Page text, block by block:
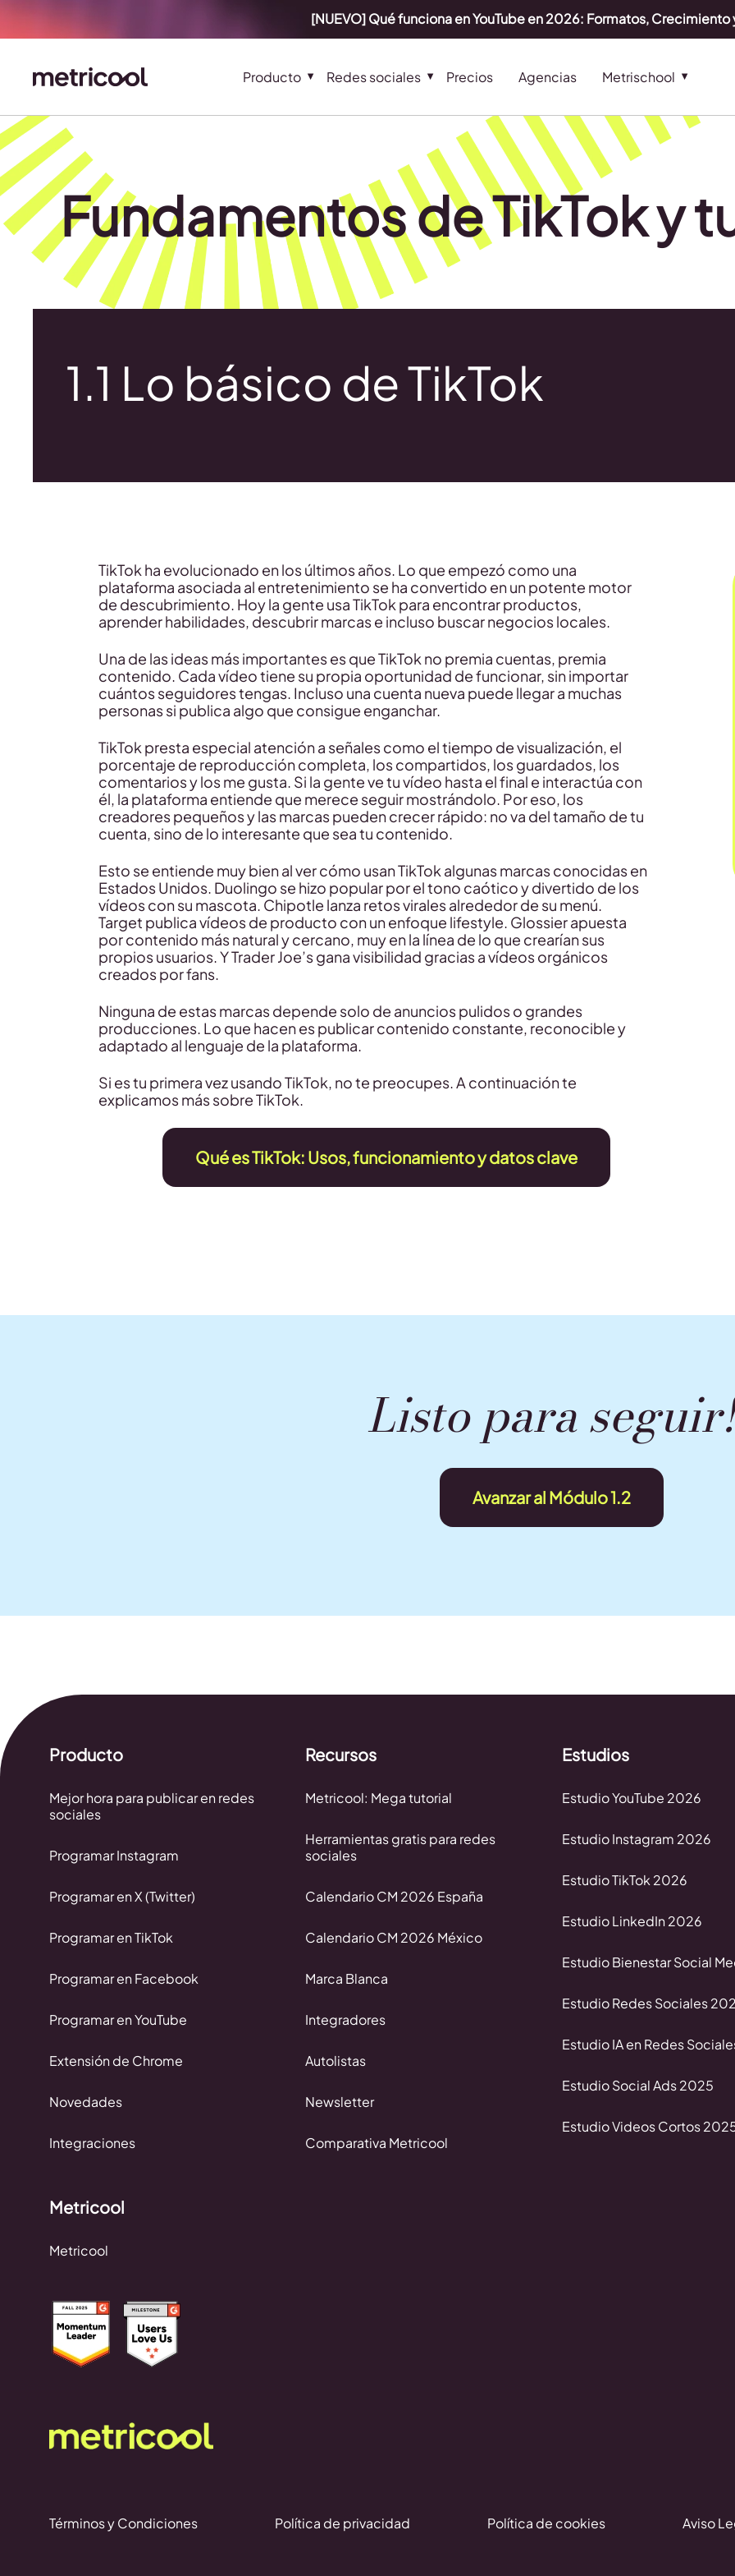
[NUEVO] Qué funciona en YouTube en 2026: Formatos, Crecimiento
Producto Redes sociales Precios Agencias Metrischool
Fundamentos de TikTok y
1.1 Lo básico de TikTok
TikTok ha evolucionado en los últimos años. Lo que empezó como una
plataforma asociada al entretenimiento se ha convertido en un potente motor
de descubrimiento. Hoy la gente usa TikTok para encontrar productos,
aprender habilidades, descubrir marcas e incluso buscar negocios locales.
Una de las ideas más importantes es que TikTok no premia cuentas, premia
contenido. Cada vídeo tiene su propia oportunidad de funcionar, sin importar
cuántos seguidores tengas. Incluso una cuenta nueva puede llegar a muchas
personas si publica algo que consigue enganchar.
TikTok presta especial atención a señales como el tiempo de visualización, el
porcentaje de reproducción completa, los compartidos, los guardados, los
comentarios y los me gusta. Si la gente ve tu vídeo hasta el final e interactúa con
él, la plataforma entiende que merece seguir mostrándolo. Por eso, los
creadores pequeños y las marcas pueden crecer rápido: no va del tamaño de tu
cuenta, sino de lo interesante que sea tu contenido.
Esto se entiende muy bien al ver cómo usan TikTok algunas marcas conocidas en
Estados Unidos. Duolingo se hizo popular por el tono caótico y divertido de los
vídeos con su mascota. Chipotle lanza retos virales alrededor de su menú.
Target publica vídeos de producto con un enfoque lifestyle. Glossier apuesta
por contenido más natural y cercano, muy en la línea de lo que crearían sus
propios usuarios. Y Trader Joe’s gana visibilidad gracias a vídeos orgánicos
creados por fans.
Ninguna de estas marcas depende solo de anuncios pulidos o grandes
producciones. Lo que hacen es publicar contenido constante, reconocible y
adaptado al lenguaje de la plataforma.
Si es tu primera vez usando TikTok, no te preocupes. A continuación te
explicamos más sobre TikTok.
Qué es TikTok: Usos, funcionamiento y datos clave
Listo para seguir!
Avanzar al Módulo 1.2
Producto
Mejor hora para publicar en redes
sociales
Programar Instagram
Programar en X (Twitter)
Programar en TikTok
Programar en Facebook
Programar en YouTube
Extensión de Chrome
Novedades
Integraciones
Recursos
Metricool: Mega tutorial
Herramientas gratis para redes
sociales
Calendario CM 2026 España
Calendario CM 2026 México
Marca Blanca
Integradores
Autolistas
Newsletter
Comparativa Metricool
Estudios
Estudio YouTube 2026
Estudio Instagram 2026
Estudio TikTok 2026
Estudio LinkedIn 2026
Estudio Bienestar Social
Estudio Redes Sociales
Estudio IA en Redes
Estudio Social Ads 2025
Estudio Videos Cortos
Metricool
Metricool
Términos y Condiciones Política de privacidad Política de cookies Aviso